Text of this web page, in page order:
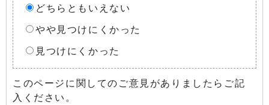
どちらともいえない
やや見つけにくかった
見つけにくかった
このページに関してのご意見がありましたらご記
入ください。